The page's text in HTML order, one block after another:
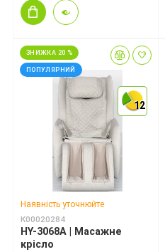
12
12
12
ЗНИЖКА 20 %
ПОПУЛЯРНИЙ
Наявність уточнюйте
К00020284
HY-3068A | Масажне
крісло